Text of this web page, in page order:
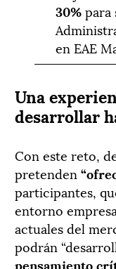
30%para
en EAE
Una
desarrollar
Con este reto,
pretenden
participantes,
entorno
actuales del
podrán
pensamiento